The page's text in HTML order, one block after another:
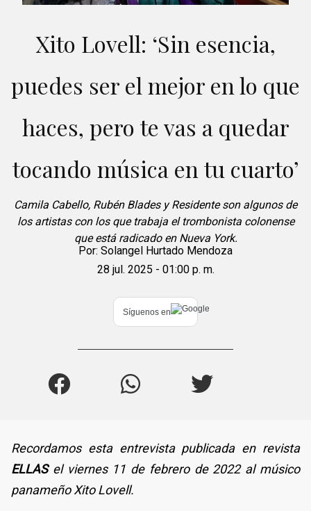
Xito Lovell: ‘Sin esencia,
puedes ser el mejor en lo que
haces, pero te vas a quedar
tocando música en tu cuarto’
Camila Cabello, Rubén Blades y Residente son algunos de
los artistas con los que trabaja el trombonista colonense
que está radicado en Nueva York.
Por: Solangel Hurtado Mendoza
28 jul. 2025 - 01:00 p. m.
Síguenos en
Recordamos esta entrevista publicada en revista
ELLAS el viernes 11 de febrero de 2022 al músico
panameño Xito Lovell.